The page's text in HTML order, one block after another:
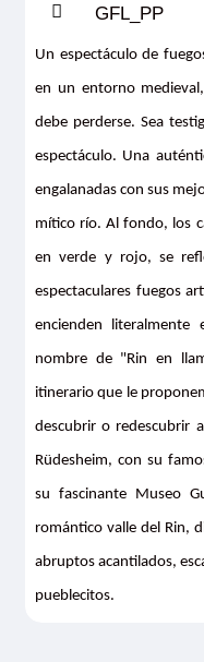
GFL_PP
Un espectáculo de
en un entorno
debe perderse. Sea
espectáculo. Una
engalanadas con sus
mítico río. Al fondo, los
en verde y rojo, se
espectaculares fuegos
encienden literalmente
nombre de "Rin en
itinerario que le
descubrir o redescubrir
Rüdesheim, con su
su fascinante Museo
romántico valle del Rin,
abruptos acantilados,
pueblecitos.